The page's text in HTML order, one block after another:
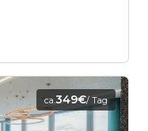
ca.349€/ Tag